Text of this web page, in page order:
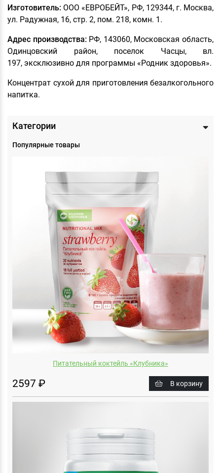
Категории
Изготовитель: ООО «ЕВРОБЕЙТ», РФ, 129344, г. Москва,
ул. Радужная, 16, стр. 2, пом. 218, комн. 1.
Адрес производства:РФ, 143060, Московская область,
Одинцовский район, поселок Часцы, вл.
197, эксклюзивно для программы «Родник здоровья».
Концентрат сухой для приготовления безалкогольного
напитка.
Популярные товары
Питательный коктейль «Клубника»
2597 ₽ В корзину